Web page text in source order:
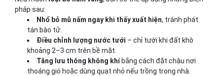
pháp sau:
Nhổ bỏ mũ nấm ngay khi thấy xuất hiện, tránh phát
tán bào tử.
Điều chỉnh lượng nước tưới – chỉ tưới khi đất khô
khoảng 2–3 cm trên bề mặt.
Tăng lưu thông không khíbằng cách đặt chậu nơi
thoáng gió hoặc dùng quạt nhỏ nếu trồng trong nhà.